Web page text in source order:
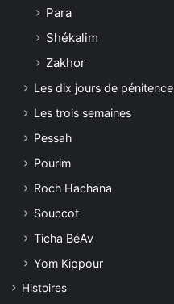
Para
Shékalim
Zakhor
Les dix jours de pénitence
Les trois semaines
Pessah
Pourim
Roch Hachana
Souccot
Ticha BéAv
Yom Kippour
Histoires